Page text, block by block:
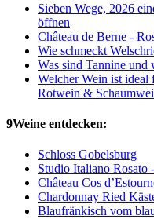
Sieben Wege, 2026
öffnen
Château de Berne -
Wie schmeckt
Was sind Tannine und
Welcher Wein ist
Rotwein &
9Weine entdecken:
Schloss Gobelsburg
Studio Italiano Rosato
Château Cos
Chardonnay Ried
Blaufränkisch vom